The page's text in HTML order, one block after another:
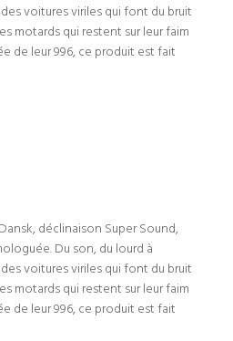
voitures viriles qui font du bruit
motards qui restent sur leur faim
de leur 996, ce produit est fait
déclinaison Super Sound,
Du son, du lourd à
voitures viriles qui font du bruit
motards qui restent sur leur faim
de leur 996, ce produit est fait